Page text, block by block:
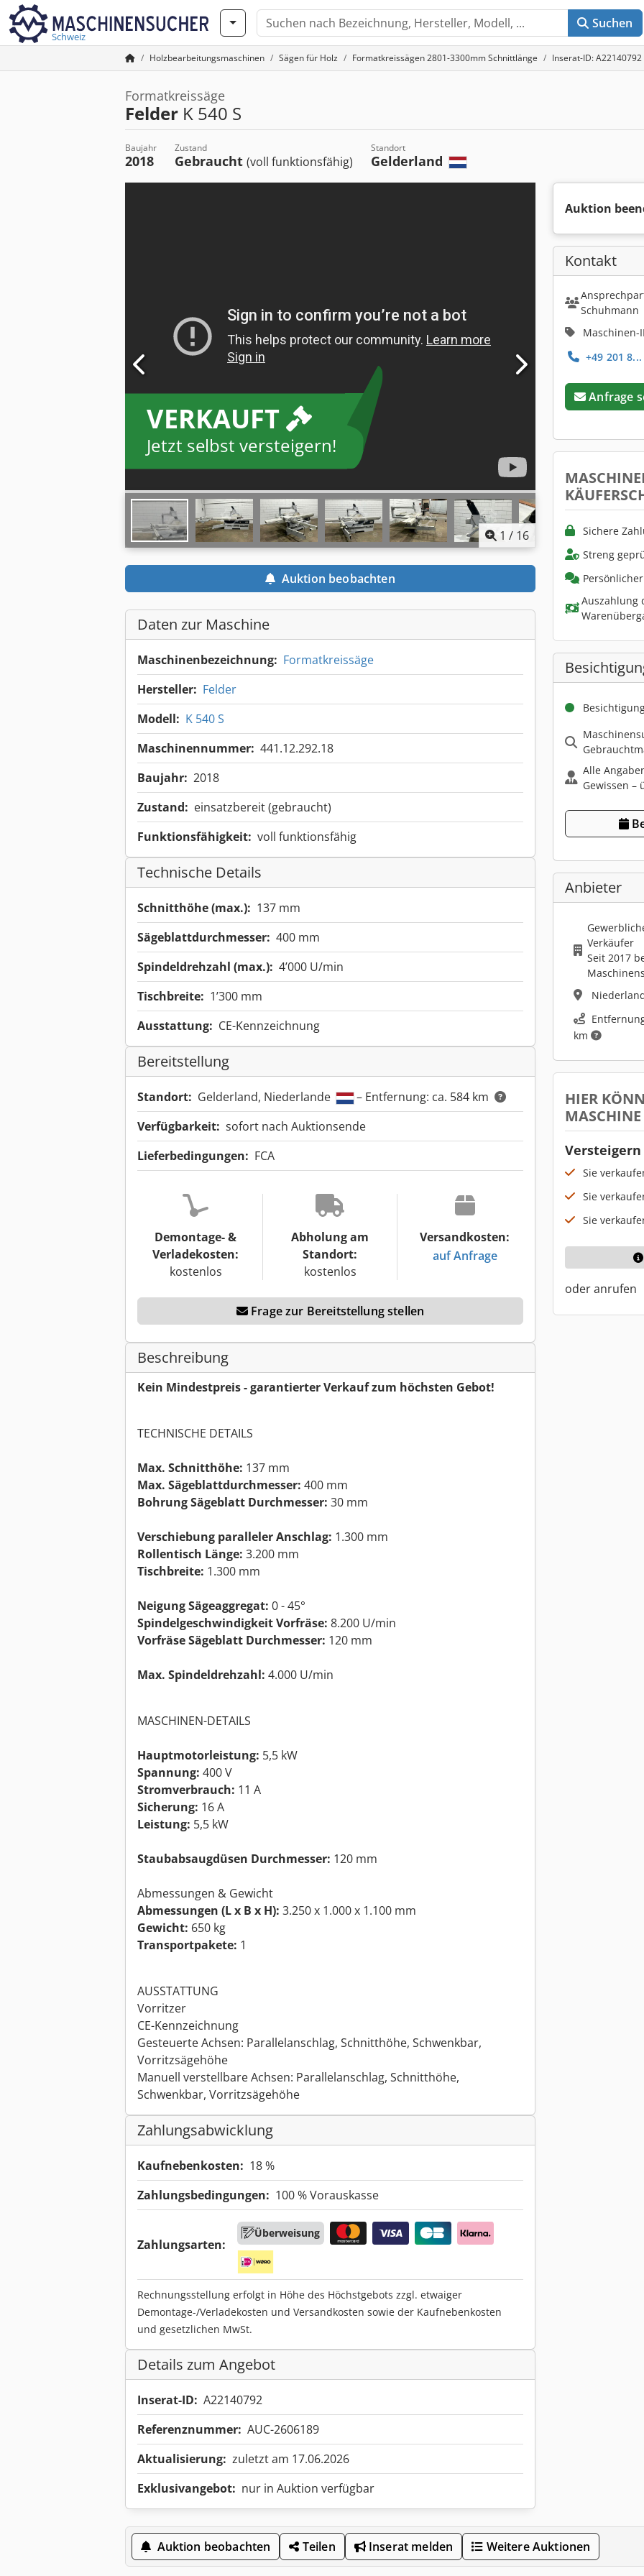
Schweiz
Suchen
Holzbearbeitungsmaschinen Sägen für Holz Formatkreissägen 2801-3300mm Schnittlänge Inserat-ID: A22140792
Formatkreissäge
Felder K 540 S
Baujahr
2018
Zustand
Gebraucht (voll funktionsfähig)
Standort
Gelderland
VERKAUFT
Jetzt selbst versteigern!
1 / 16
Auktion beobachten
Daten zur Maschine
Maschinenbezeichnung: Formatkreissäge
Hersteller: Felder
Modell: K 540 S
Maschinennummer: 441.12.292.18
Baujahr: 2018
Zustand: einsatzbereit (gebraucht)
Funktionsfähigkeit: voll funktionsfähig
Technische Details
Schnitthöhe (max.): 137 mm
Sägeblattdurchmesser: 400 mm
Spindeldrehzahl (max.): 4’000 U/min
Tischbreite: 1’300 mm
Ausstattung: CE-Kennzeichnung
Bereitstellung
Standort: Gelderland, Niederlande
– Entfernung: ca. 584 km
Verfügbarkeit: sofort nach Auktionsende
Lieferbedingungen: FCA
Demontage- &
Verladekosten:
kostenlos
Abholung am
Standort:
kostenlos
Versandkosten:
auf Anfrage
Frage zur Bereitstellung stellen
Beschreibung
Kein Mindestpreis - garantierter Verkauf zum höchsten Gebot!
TECHNISCHE DETAILS
Max. Schnitthöhe: 137 mm
Max. Sägeblattdurchmesser: 400 mm
Bohrung Sägeblatt Durchmesser: 30 mm
Verschiebung paralleler Anschlag: 1.300 mm
Rollentisch Länge: 3.200 mm
Tischbreite: 1.300 mm
Neigung Sägeaggregat: 0 - 45°
Spindelgeschwindigkeit Vorfräse: 8.200 U/min
Vorfräse Sägeblatt Durchmesser: 120 mm
Max. Spindeldrehzahl: 4.000 U/min
MASCHINEN-DETAILS
Hauptmotorleistung: 5,5 kW
Spannung: 400 V
Stromverbrauch: 11 A
Sicherung: 16 A
Leistung: 5,5 kW
Staubabsaugdüsen Durchmesser: 120 mm
Abmessungen & Gewicht
Abmessungen (L x B x H): 3.250 x 1.000 x 1.100 mm
Gewicht: 650 kg
Transportpakete: 1
AUSSTATTUNG
Vorritzer
CE-Kennzeichnung
Gesteuerte Achsen: Parallelanschlag, Schnitthöhe, Schwenkbar,
Vorritzsägehöhe
Manuell verstellbare Achsen: Parallelanschlag, Schnitthöhe,
Schwenkbar, Vorritzsägehöhe
Zahlungsabwicklung
Kaufnebenkosten: 18 %
Zahlungsbedingungen: 100 % Vorauskasse
Zahlungsarten:
Überweisung
Rechnungsstellung erfolgt in Höhe des Höchstgebots zzgl. etwaiger
Demontage-/Verladekosten und Versandkosten sowie der Kaufnebenkosten
und gesetzlichen MwSt.
Details zum Angebot
Inserat-ID: A22140792
Referenznummer: AUC-2606189
Aktualisierung: zuletzt am 17.06.2026
Exklusivangebot: nur in Auktion verfügbar
Auktion
Kontakt
Schuhmann
Maschinen-
+49 201
Anfrage
Sichere
Streng
Auszahlung
Alle
Gewissen –
Anbieter
Verkäufer
Seit 2017
km
HIER
MASCHINE
Sie
Sie
Sie
oder anrufen
Auktion beobachten Teilen Inserat melden Weitere Auktionen